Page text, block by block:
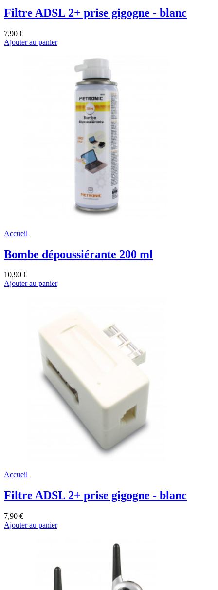
Filtre ADSL 2+ prise gigogne - blanc
7,90 €
Ajouter au panier
Accueil
Bombe dépoussiérante 200 ml
10,90 €
Ajouter au panier
Accueil
Filtre ADSL 2+ prise gigogne - blanc
7,90 €
Ajouter au panier